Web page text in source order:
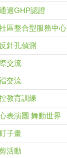
過GHP認證
區整合型服務中心
針孔偵測
交流
交流
教育訓練
表演團 舞動世界
子畫
活動